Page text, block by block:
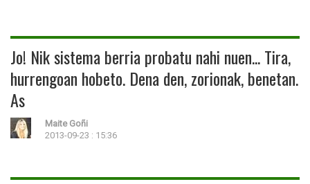
Jo! Nik sistema berria probatu nahi nuen... Tira,
hurrengoan hobeto. Dena den, zorionak, benetan.
As
Maite Goñi
2013-09-23 : 15:36